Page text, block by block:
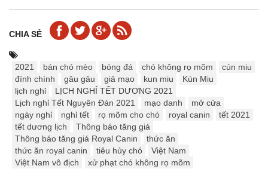
CHIA SẺ
2021 bán chó mèo bóng đá chó không rọ mõm
cún miu
đính chính
gâu gâu giả mạo kun miu
Kún Miu
lịch nghỉ
LỊCH NGHỈ TẾT DƯƠNG 2021
Lịch nghỉ Tết Nguyên Đán 2021
mạo danh
mở cửa
ngày nghỉ
nghỉ tết rọ mõm cho chó royal canin
tết 2021
tết dương lịch
Thông báo tăng giá
Thông báo tăng giá Royal Canin
thức ăn
thức ăn royal canin
tiêu hủy chó
Việt Nam
Việt Nam vô địch
xử phạt chó không rọ mõm